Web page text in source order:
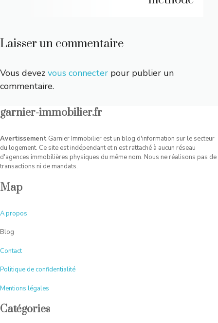
Laisser un commentaire
Vous devez vous connecter pour publier un
commentaire.
garnier-immobilier.fr
Avertissement Garnier Immobilier est un blog d'information sur le secteur
du logement. Ce site est indépendant et n'est rattaché à aucun réseau
d'agences immobilières physiques du même nom. Nous ne réalisons pas de
transactions ni de mandats.
Map
Apropos
Blog
Contact
Politique de confidentialité
Mentions légales
Catégories